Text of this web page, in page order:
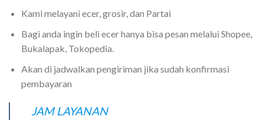
Kami melayani ecer, grosir, dan Partai
Bagi anda ingin beli ecer hanya bisa pesan melalui Shopee,
Bukalapak, Tokopedia.
Akan di jadwalkan pengiriman jika sudah konfirmasi
pembayaran
JAM LAYANAN